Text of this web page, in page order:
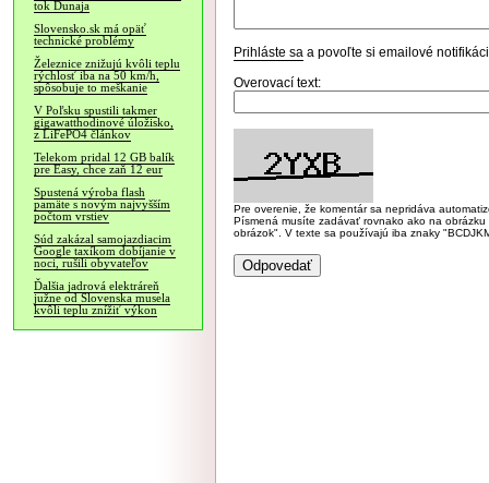
tok Dunaja
Slovensko.sk má opäť
technické problémy
Železnice znižujú kvôli teplu
rýchlosť iba na 50 km/h,
spôsobuje to meškanie
V Poľsku spustili takmer
gigawatthodinové úložisko,
z LiFePO4 článkov
Telekom pridal 12 GB balík
pre Easy, chce zaň 12 eur
Spustená výroba flash
pamäte s novým najvyšším
počtom vrstiev
Súd zakázal samojazdiacim
Google taxíkom dobíjanie v
noci, rušili obyvateľov
Ďalšia jadrová elektráreň
južne od Slovenska musela
kvôli teplu znížiť výkon
Prihláste sa a povoľte si emailové
Overovací text:
Pre overenie, že komentár sa nepridáva
Písmená musíte zadávať rovnako ako na
obrázok". V texte sa používajú iba znaky